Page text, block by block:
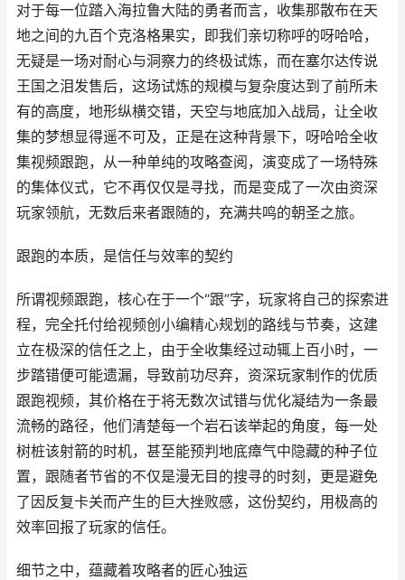
对于每一位踏入海拉鲁大陆的勇者而言，收集那散布在天
地之间的九百个克洛格果实，即我们亲切称呼的呀哈哈，
无疑是一场对耐心与洞察力的终极试炼，而在塞尔达传说
王国之泪发售后，这场试炼的规模与复杂度达到了前所未
有的高度，地形纵横交错，天空与地底加入战局，让全收
集的梦想显得遥不可及，正是在这种背景下，呀哈哈全收
集视频跟跑，从一种单纯的攻略查阅，演变成了一场特殊
的集体仪式，它不再仅仅是寻找，而是变成了一次由资深
玩家领航，无数后来者跟随的，充满共鸣的朝圣之旅。
跟跑的本质，是信任与效率的契约
所谓视频跟跑，核心在于一个“跟”字，玩家将自己的探索进
程，完全托付给视频创小编精心规划的路线与节奏，这建
立在极深的信任之上，由于全收集经过动辄上百小时，一
步踏错便可能遗漏，导致前功尽弃，资深玩家制作的优质
跟跑视频，其价格在于将无数次试错与优化凝结为一条最
流畅的路径，他们清楚每一个岩石该举起的角度，每一处
树桩该射箭的时机，甚至能预判地底瘴气中隐藏的种子位
置，跟随者节省的不仅是漫无目的搜寻的时刻，更是避免
了因反复卡关而产生的巨大挫败感，这份契约，用极高的
效率回报了玩家的信任。
细节之中，蕴藏着攻略者的匠心独运